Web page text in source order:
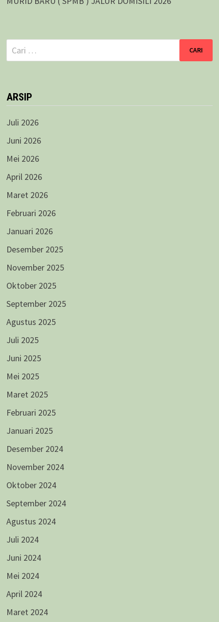
Cari
untuk:
ARSIP
Juli 2026
Juni 2026
Mei 2026
April 2026
Maret 2026
Februari 2026
Januari 2026
Desember 2025
November 2025
Oktober 2025
September 2025
Agustus 2025
Juli 2025
Juni 2025
Mei 2025
Maret 2025
Februari 2025
Januari 2025
Desember 2024
November 2024
Oktober 2024
September 2024
Agustus 2024
Juli 2024
Juni 2024
Mei 2024
April 2024
Maret 2024